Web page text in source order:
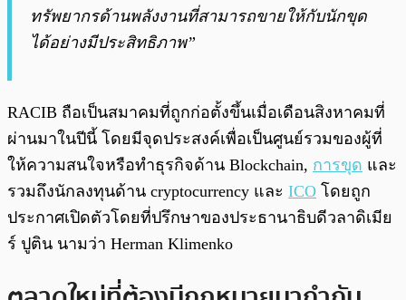
ทรัพยากรด้านพลังงานที่สามารถขายให้กับนักขุด
ได้อย่างมีประสิทธิภาพ”
RACIB ถือเป็นสมาคมที่ถูกก่อตั้งขึ้นเมื่อเดือนสิงหาคมที่
ผ่านมาในปีนี้ โดยมีจุดประสงค์เพื่อเป็นศูนย์รวมของผู้ที่
ให้ความสนใจหรือทำธุรกิจด้าน Blockchain, การขุด และ
รวมถึงนักลงทุนด้าน cryptocurrency และ ICO โดยถูก
ประกาศเปิดตัวโดยที่ปรึกษาของประธานาธิบดีวลาดิเมีย
ร์ ปูติน นามว่า Herman Klimenko